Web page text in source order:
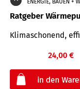
Ratgeber
Klimaschonend,
24,00 €